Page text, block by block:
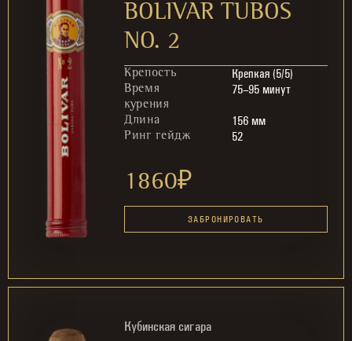
BOLIVAR TUBOS
NO. 2
Крепость Крепкая (5/5)
Время
курения
75–95 минут
Длина 156 мм
Ринг гейдж 52
1860₽
ЗАБРОНИРОВАТЬ
Кубинская сигара